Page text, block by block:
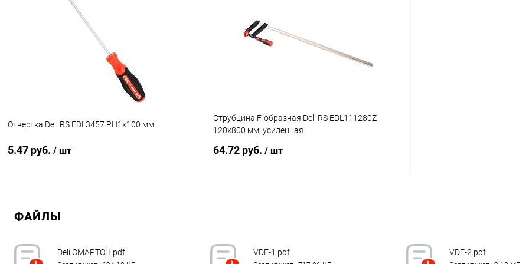
Купить в 1 клик
В избранное
Отвертка Deli RS EDL3457 PH1x100 мм
5.47 руб. / шт
В избранное В наличии
Струбцина F-образная Deli RS EDL111280Z
120x800 мм, усиленная
64.72 руб. / шт
В избранное
ФАЙЛЫ
Deli СМАРТОН.pdf VDE-1.pdf VDE-2.pdf